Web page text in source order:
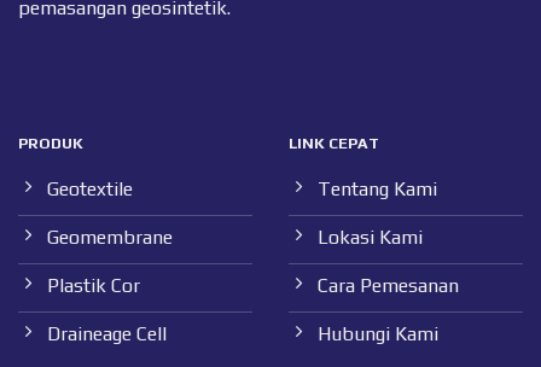
pemasangan geosintetik.
PRODUK
Geotextile
Geomembrane
Plastik Cor
Draineage Cell
LINK CEPAT
Tentang Kami
Lokasi Kami
Cara Pemesanan
Hubungi Kami